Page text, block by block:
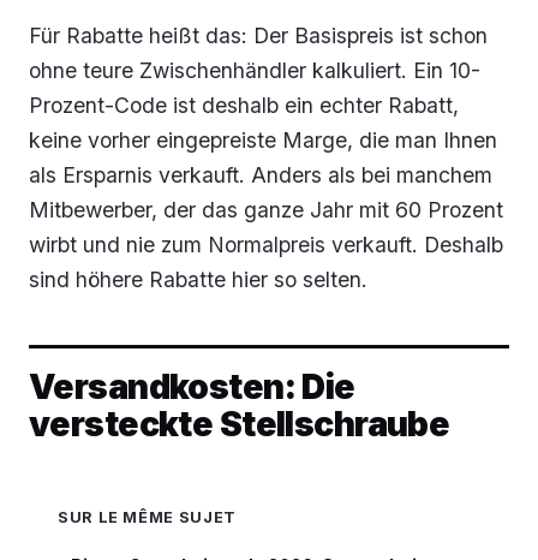
Für Rabatte heißt das: Der Basispreis ist schon
ohne teure Zwischenhändler kalkuliert. Ein 10-
Prozent-Code ist deshalb ein echter Rabatt,
keine vorher eingepreiste Marge, die man Ihnen
als Ersparnis verkauft. Anders als bei manchem
Mitbewerber, der das ganze Jahr mit 60 Prozent
wirbt und nie zum Normalpreis verkauft. Deshalb
sind höhere Rabatte hier so selten.
Versandkosten: Die
versteckte Stellschraube
SUR LE MÊME SUJET